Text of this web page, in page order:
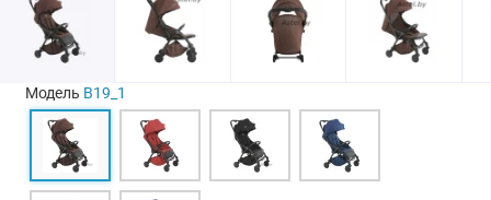
Модель B19_1